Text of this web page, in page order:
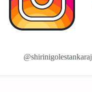
shirinigolestankaraj@